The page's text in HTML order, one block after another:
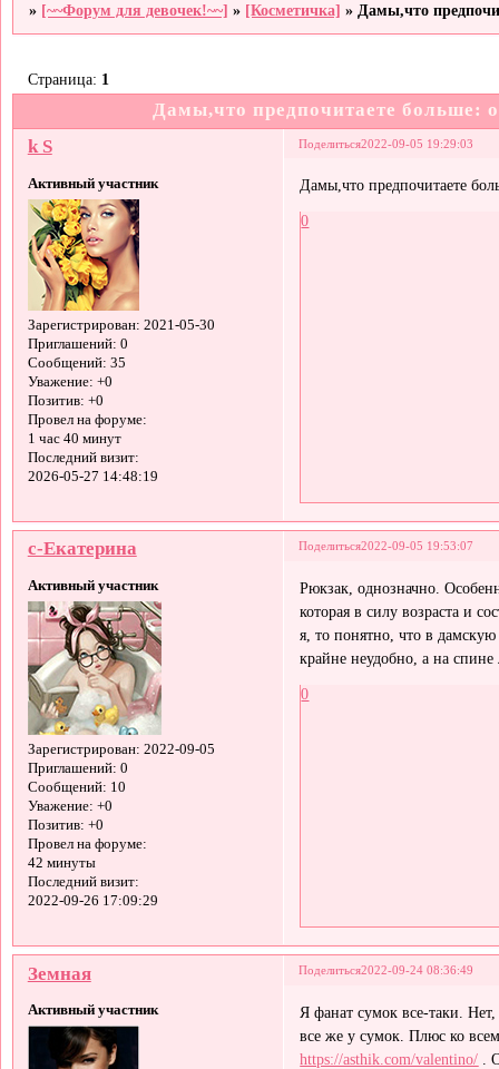
» [~~Форум для девочек!~~] » [Косметичка] »Дамы,что
Дамы,что предпочитаете
Страница: 1
Поделиться2022-09-05 19:29:03
k S
Активный участник
Зарегистрирован: 2021-05-30
Приглашений: 0
Сообщений: 35
Уважение: +0
Позитив: +0
Провел на форуме:
1 час 40 минут
Последний визит:
2026-05-27 14:48:19
Дамы,что предпочитаете
0
Поделиться2022-09-05 19:53:07
с-Екатерина
Активный участник
Зарегистрирован: 2022-09-05
Приглашений: 0
Сообщений: 10
Уважение: +0
Позитив: +0
Провел на форуме:
42 минуты
Последний визит:
2022-09-26 17:09:29
Рюкзак, однозначно.
которая в силу возраста и
я, то понятно, что в
крайне неудобно, а на спине
0
Поделиться2022-09-24 08:36:49
Земная
Активный участник
Я фанат сумок все-таки.
все же у сумок. Плюс ко
https://asthik.com/valentino/ .